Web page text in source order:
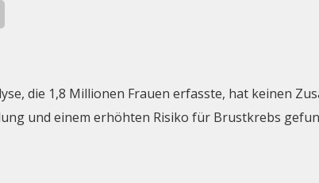
die 1,8 Millionen Frauen erfasste, hat keinen
und einem erhöhten Risiko für Brustkrebs